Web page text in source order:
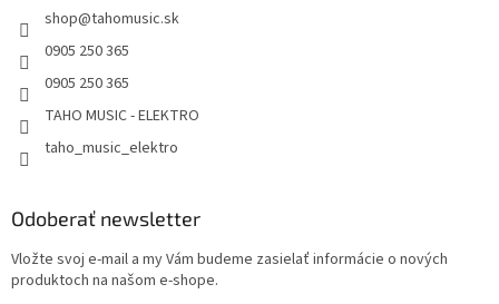
shop@tahomusic.sk
0905 250 365
0905 250 365
TAHO MUSIC - ELEKTRO
taho_music_elektro
Odoberať newsletter
Vložte svoj e-mail a my Vám budeme zasielať informácie o nových
produktoch na našom e-shope.